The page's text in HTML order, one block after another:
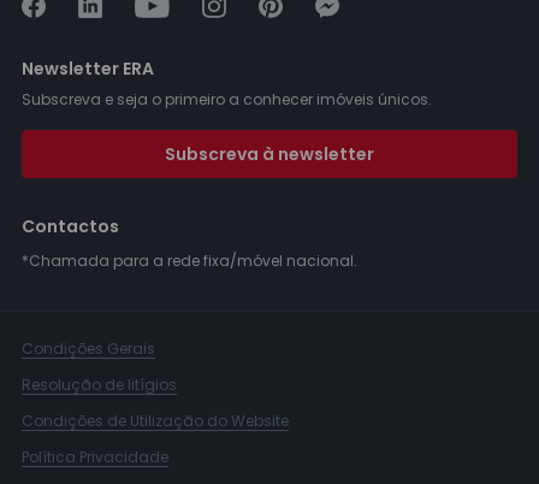
Newsletter ERA
Subscreva e seja o primeiro a conhecer imóveis únicos.
Subscreva à newsletter
Contactos
*Chamada para a rede fixa/móvel nacional.
Condições Gerais
Resolução de litígios
Condições de Utilização do Website
Política Privacidade